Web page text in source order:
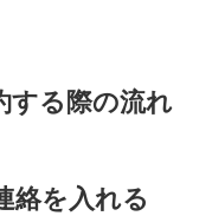
する際の流れ
絡を入れる